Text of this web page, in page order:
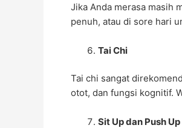
Jika Anda merasa masih
penuh, atau di sore hari
Tai Chi
Tai chi sangat
otot, dan fungsi kognitif.
Sit Up dan Push Up